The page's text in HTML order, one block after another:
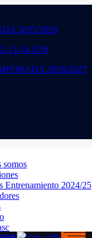
2025/2026
13-14 JUN
2026/2027
somos
Entrenamiento 2024/25